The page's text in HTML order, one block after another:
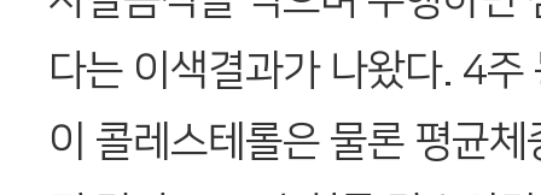
다는 이색결과가 나왔다. 4주
이 콜레스테롤은 물론 평균